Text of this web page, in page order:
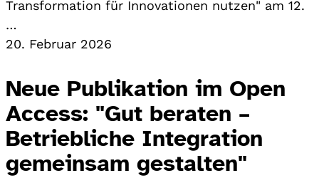
Transformation für Innovationen nutzen" am 12.
…
20. Februar 2026
Neue Publikation im Open
Access: "Gut beraten –
Betriebliche Integration
gemeinsam gestalten"